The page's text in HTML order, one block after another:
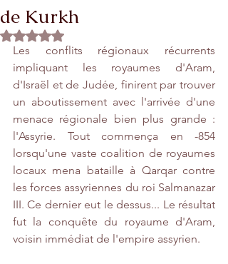
de Kurkh
Rated NaN out of 5 stars.
Les conflits régionaux récurrents
impliquant les royaumes d'Aram,
d'Israël et de Judée, finirent par trouver
un aboutissement avec l'arrivée d'une
menace régionale bien plus grande :
l'Assyrie. Tout commença en -854
lorsqu'une vaste coalition de royaumes
locaux mena bataille à Qarqar contre
les forces assyriennes du roi Salmanazar
III. Ce dernier eut le dessus... Le résultat
fut la conquête du royaume d'Aram,
voisin immédiat de l'empire assyrien.